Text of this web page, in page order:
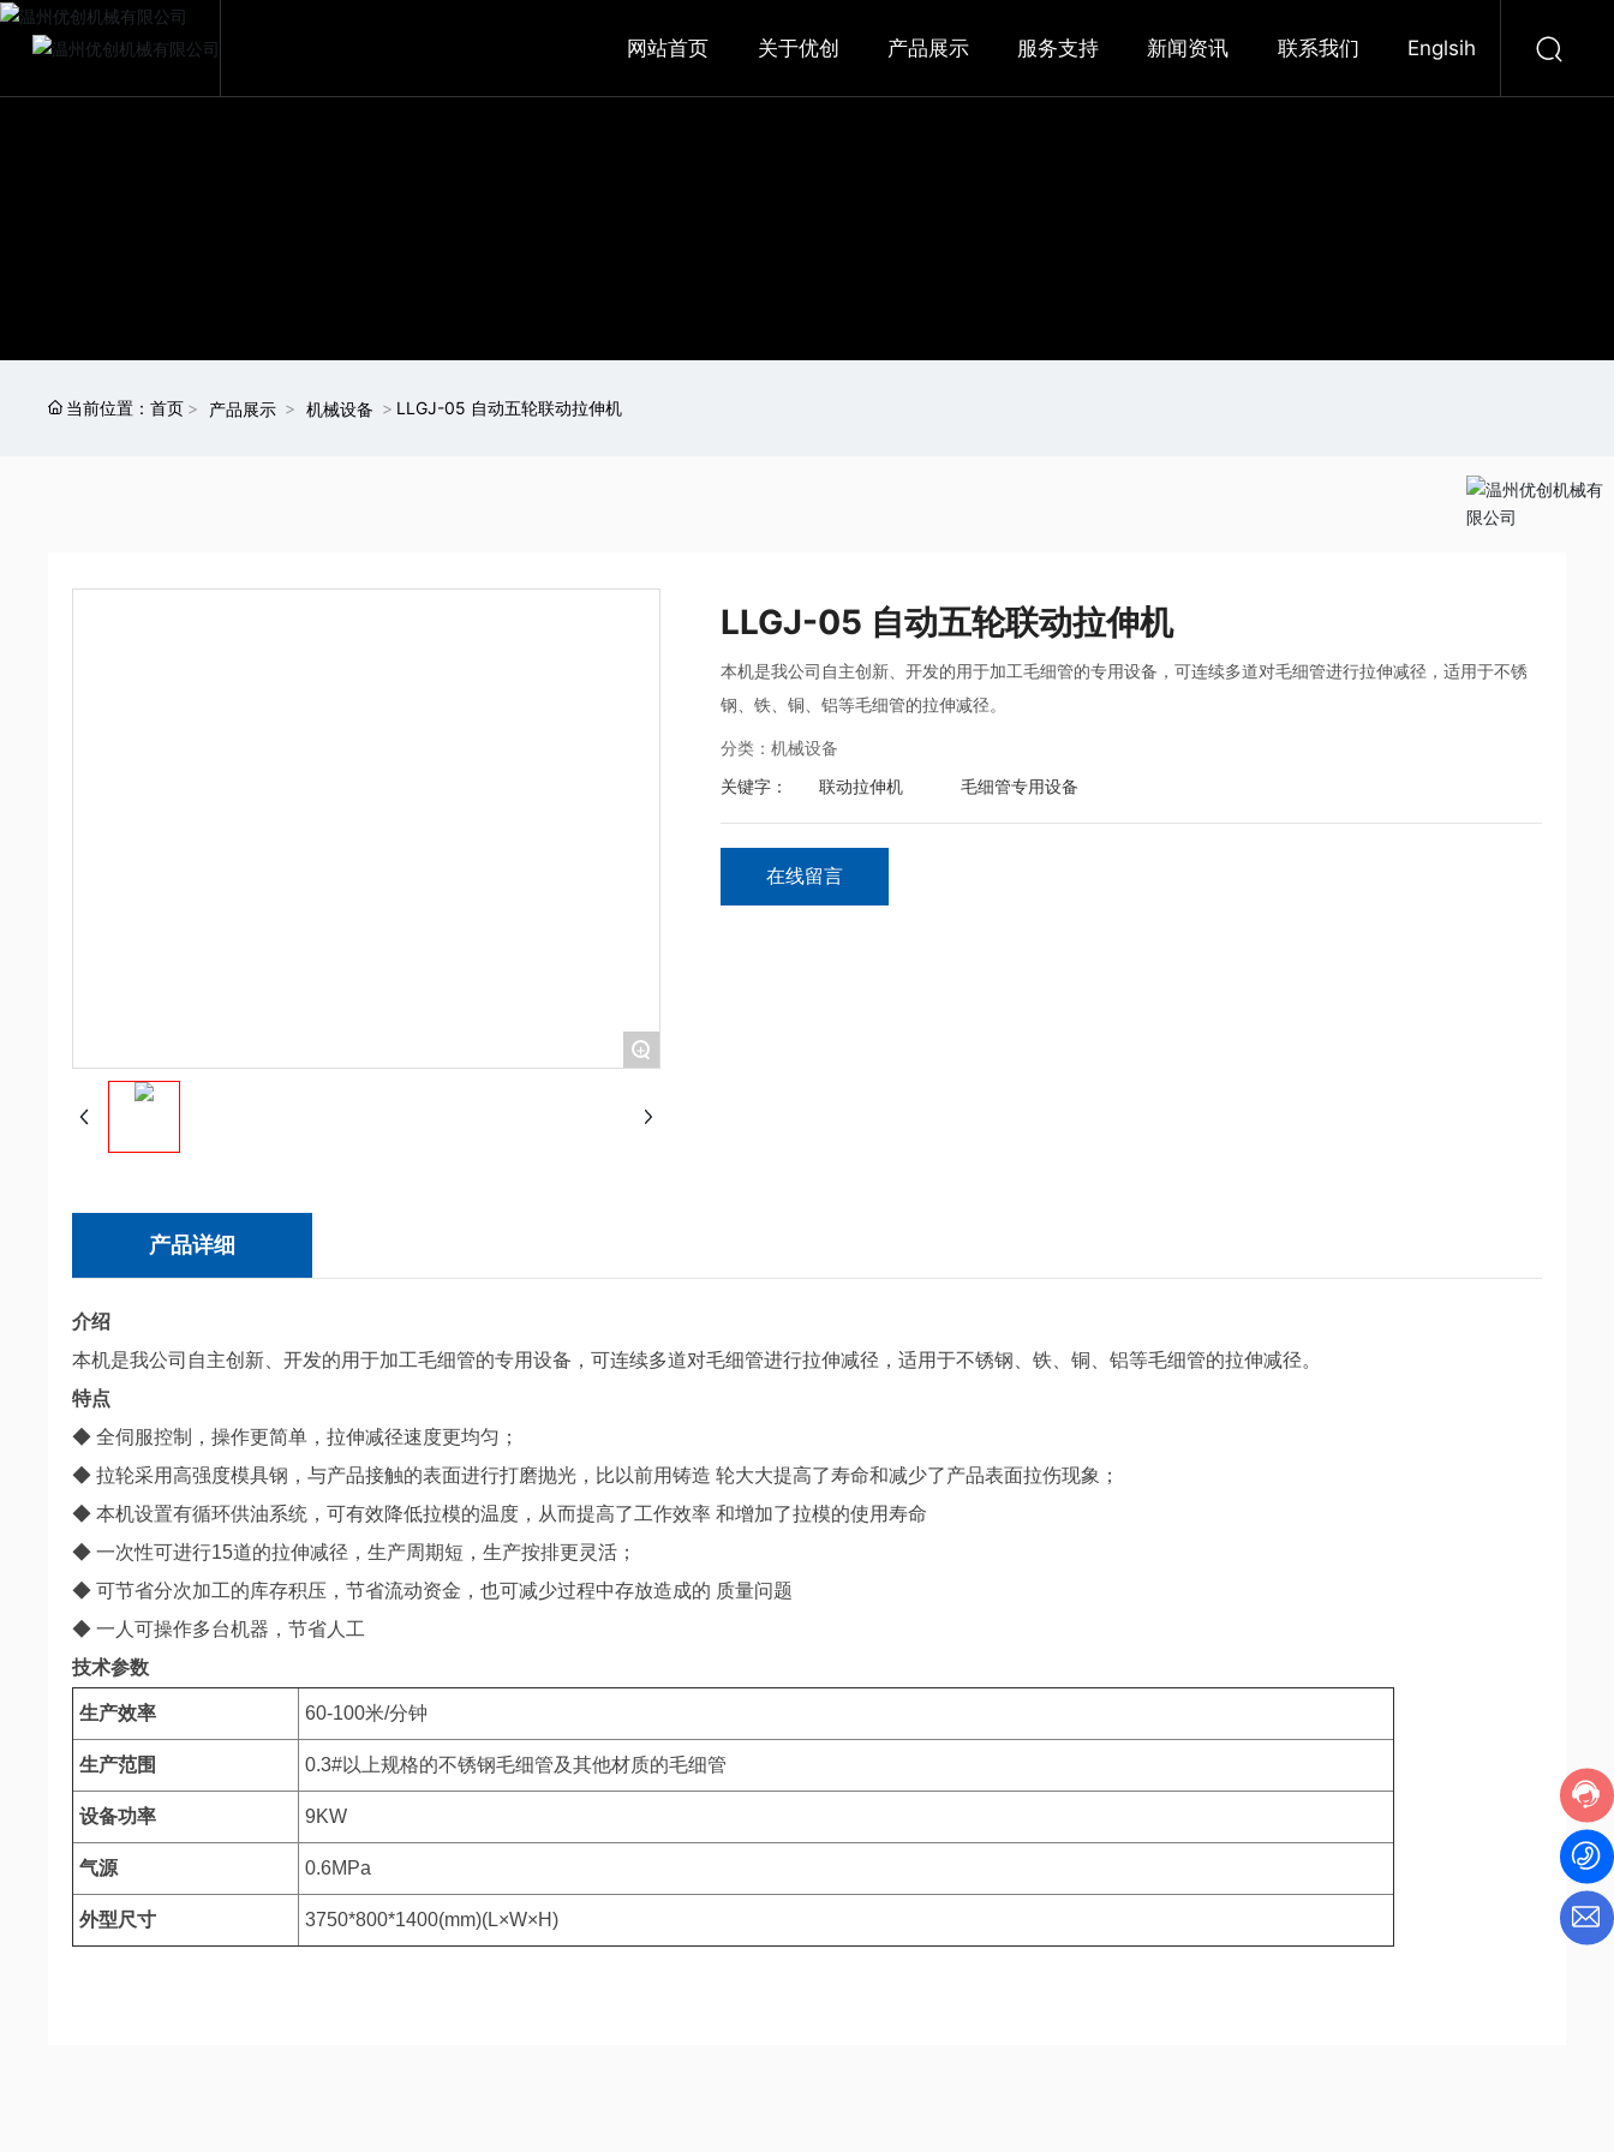
网站首页 关于优创 产品展示 服务支持 新闻资讯 联系我们 Englsih
当前位置：首页 产品展示 机械设备 LLGJ-05 自动五轮联动拉伸机
+
LLGJ-05 自动五轮联动拉伸机
本机是我公司自主创新、开发的用于加工毛细管的专用设备，可连续多道对毛细管进行拉伸减径，适用于不锈
钢、铁、铜、铝等毛细管的拉伸减径。
分类： 机械设备
关键字： 联动拉伸机 毛细管专用设备
在线留言
产品详细
介绍
本机是我公司自主创新、开发的用于加工毛细管的专用设备，可连续多道对毛细管进行拉伸减径，适用于不锈钢、铁、铜、铝等毛细管的拉伸减径。
特点
◆ 全伺服控制，操作更简单，拉伸减径速度更均匀；
◆ 拉轮采用高强度模具钢，与产品接触的表面进行打磨抛光，比以前用铸造 轮大大提高了寿命和减少了产品表面拉伤现象；
◆ 本机设置有循环供油系统，可有效降低拉模的温度，从而提高了工作效率 和增加了拉模的使用寿命
◆ 一次性可进行15道的拉伸减径，生产周期短，生产按排更灵活；
◆ 可节省分次加工的库存积压，节省流动资金，也可减少过程中存放造成的 质量问题
◆ 一人可操作多台机器，节省人工
技术参数
生产效率 60-100米/分钟
生产范围 0.3#以上规格的不锈钢毛细管及其他材质的毛细管
设备功率 9KW
气源 0.6MPa
外型尺寸 3750*800*1400(mm)(L×W×H)